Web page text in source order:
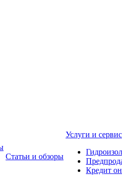
Статьи и обзоры
Услуги и сервис
Кредит